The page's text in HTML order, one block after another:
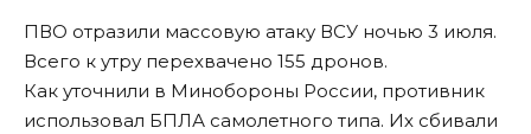
ПВО отразили массовую атаку ВСУ ночью 3 июля.
Всего к утру перехвачено 155 дронов.
Как уточнили в Минобороны России, противник
использовал БПЛА самолетного типа. Их сбивали